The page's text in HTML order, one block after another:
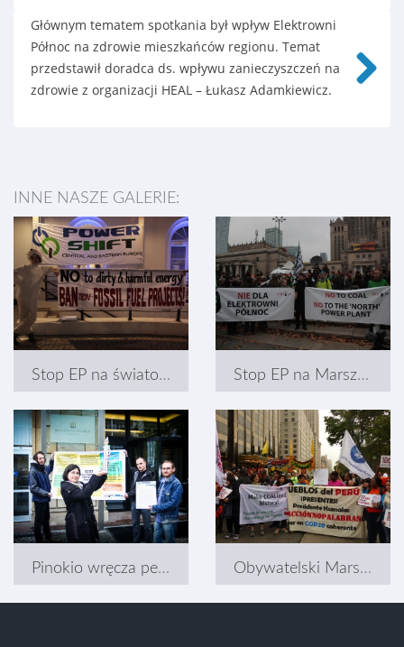
Głównym tematem spotkania był wpływ Elektrowni
Północ na zdrowie mieszkańców regionu. Temat
przedstawił doradca ds. wpływu zanieczyszczeń na
zdrowie z organizacji HEAL – Łukasz Adamkiewicz.
INNE NASZE GALERIE:
Stop EP na światowej Konferencji Młodzieży w Warszawie Stop EP na Marszu dla Klimatu i Sprawiedliwości Społecznej
Pinokio wręcza petycję do Jana Kulczyka Obywatelski Marsz Klimatyczny i Szczyt ONZ